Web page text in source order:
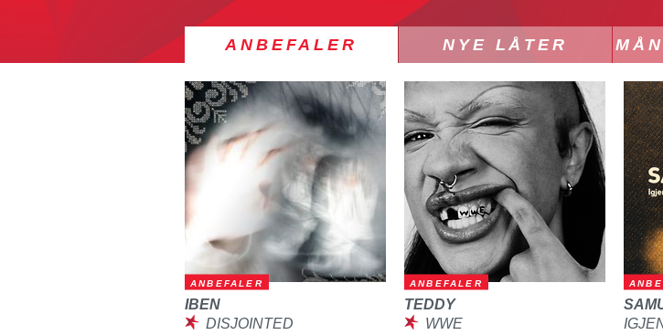
ANBEFALER NYE LÅTER
ANBEFALER
IBEN
DISJOINTED
ANBEFALER
TEDDY
WWE